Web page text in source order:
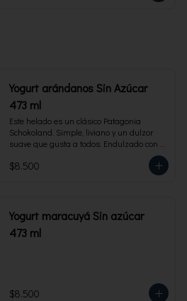
Yogurt arándanos Sin Azúcar
473 ml
Este helado es un clásico Patagonia
Schokoland. Simple, liviano y un dulzor
suave que gusta a todos. Endulzado con
fructosa.Envase familiar 473 ml. Rinde 4
porciones.
$8.500
Yogurt maracuyá Sin azúcar
473 ml
$8.500